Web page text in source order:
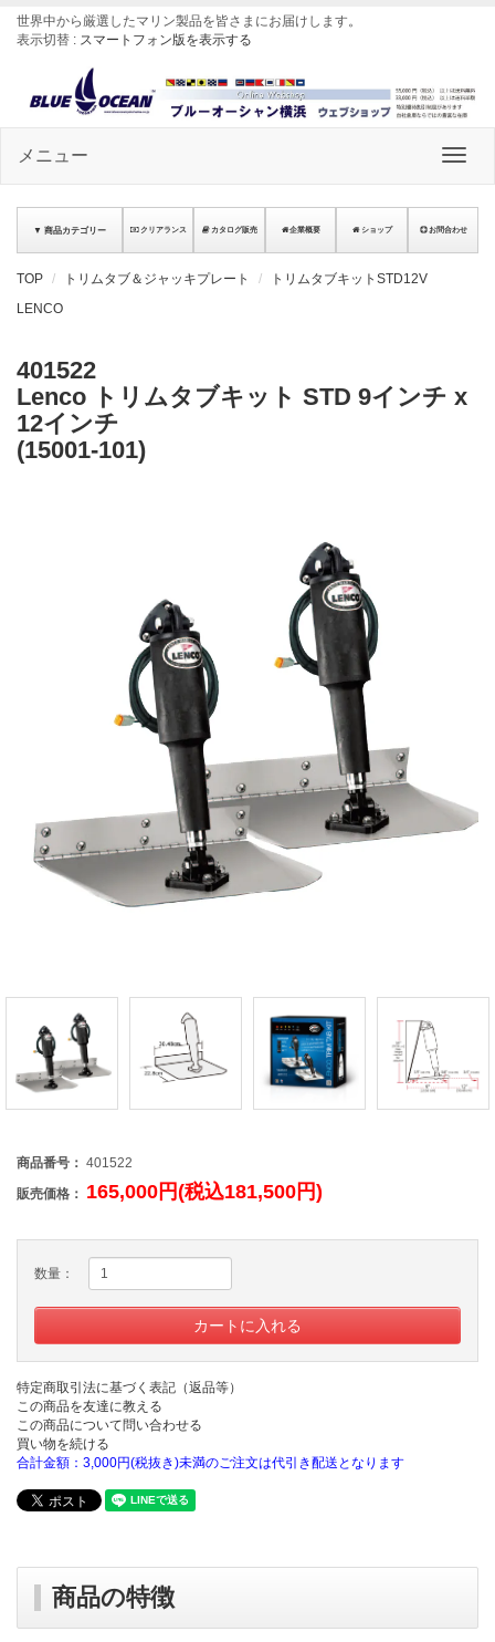
世界中から厳選したマリン製品を皆さまにお届けします。
表示切替 : スマートフォン版を表示する
メニュー
▼ 商品カテゴリー クリアランス カタログ販売 企業概要 ショップ お問合わせ
TOP トリムタブ＆ジャッキプレート
トリムタブキットSTD12V
LENCO
401522
Lenco トリムタブキット STD 9インチ x
12インチ
(15001-101)
商品番号： 401522
販売価格： 165,000円(税込181,500円)
数量：
特定商取引法に基づく表記（返品等）
この商品を友達に教える
この商品について問い合わせる
買い物を続ける
合計金額：3,000円(税抜き)未満のご注文は代引き配送となります
商品の特徴